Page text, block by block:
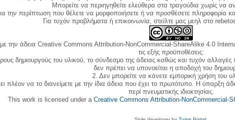
Μπορείτε να περιηγηθείτε ελεύθερα στα τραγούδια χωρίς να
την περίπτωση που θέλετε να μορφοποιήσετε ή να προσθέσετε πληροφορία
Για τυχόν προβλήματα ή επικοινωνία, στείλτε μας μεηλ στο
την άδεια Creative Commons Attribution-NonCommercial-ShareAlike 4.0
τις εξής προϋποθέσεις:
δημιουργούς του υλικού, το σύνδεσμο της άδειας καθώς και τυχόν
δεν πρέπει να υπονοείται η αποδοχή του
2. Δεν μπορείτε να κάνετε εμπορική χρήση του
να το διανείμετε με την ίδια άδεια που έχει το πρωτότυπο. Η ύπαρξη
περί πνευματικής ιδιοκτησίας.
This work is licensed under a Creative Commons Attribution-NonCommercial-